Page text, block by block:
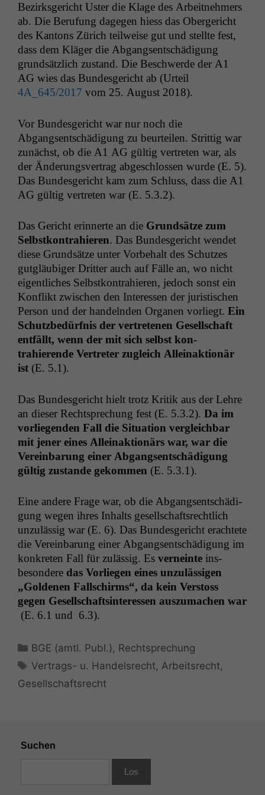
Bezirks­gericht Uster die Klage des Arbeit­nehmers
ab. Die Beru­fung dage­gen hiess das Oberg­ericht
des Kan­tons Zürich teil­weise gut und stellte fest,
dass dem Kläger die Abgangsentschädi­gung
grund­sät­zlich zus­tand. Die Beschw­erde der A1
AG wies das Bun­des­gericht ab (Urteil
4A_645/2017 vom 25. August 2018).
Vor Bun­des­gericht war nur noch die
Abgangsentschädi­gung zu beurteilen. Strit­tig war
zunächst, ob die A1 AG gültig vertreten war, als
der Änderungsver­trag abgeschlossen wurde (E. 5).
Das Bun­des­gericht kam zum Schluss, dass die A1
AG gültig vertreten war (E. 5.3.2).
Das Gericht erin­nerte an die Grund­sätze zum
Selb­stkon­trahieren. Das Bun­des­gericht wen­det
diese Grund­sätze unter Vor­be­halt des Schutzes
gut­gläu­biger Drit­ter auch auf Fälle an, wo nicht
eigentlich­es Selb­stkon­trahieren, jedoch son­st ein
Kon­flikt zwis­chen den Inter­essen der juris­tis­chen
Per­son und der han­del­nden Orga­nen vor­liegt. Ein
Schutzbedürf­nis der vertrete­nen Gesellschaft
ent­fällt, wenn der mit sich selb­st kon­
trahierende Vertreter zugle­ich Alleinak­tionär
ist (E. 5.1).
Das Bun­des­gericht hielt trotz Kri­tik aus der Lehre
an dieser Recht­sprechung fest (E. 5.3.2). Da im
vor­liegen­den Fall die Sit­u­a­tion ver­gle­ich­bar
mit jen­er eines Alleinak­tionärs war, war die
Vere­in­barung ein­er Abgangsentschädi­gung
gültig zus­tande gekom­men (E. 5.3.1).
Eine andere Frage war, ob die Abgangsentschädi­
gung wegen ihres Inhalts gesellschaft­srechtlich
unzuläs­sig war (E. 6). Das Bun­des­gericht erachtete
die Vere­in­barung ein­er Abgangsentschädi­gung im
konkreten Fall für zuläs­sig. Es verneinte ins­
beson­dere das Vor­liegen eines unzuläs­si­gen
„Gold­e­nen Fallschirms“, da kein Ver­stoss
gegen Gesellschaftsin­ter­essen auszu­machen war
(E. 6.1 und 6.3).
Kategorien
BGE (amtl. Publ.) , Rechtsprechung
Schlagwörter
Vertrags- u. Handelsrecht,Arbeitsrecht,
Gesellschaftsrecht
Suchen